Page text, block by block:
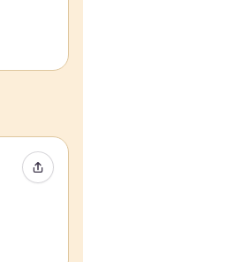
Compartir evento